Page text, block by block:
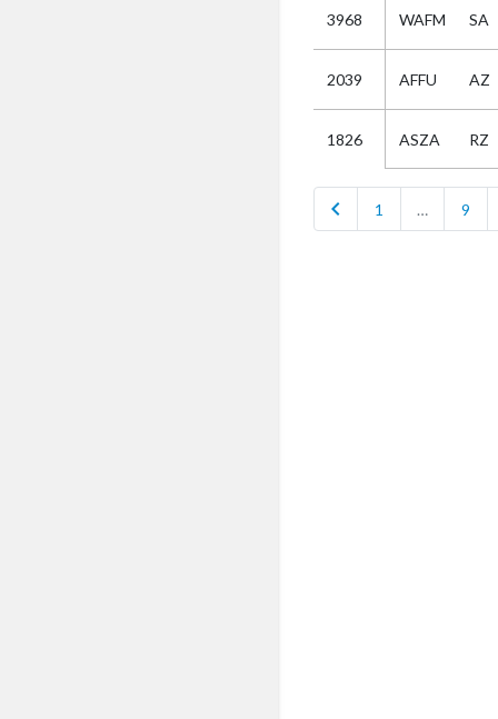
3968 WAFM SA
2039 AFFU AZ
1826 ASZA RZ
chevron_left 1 … 9